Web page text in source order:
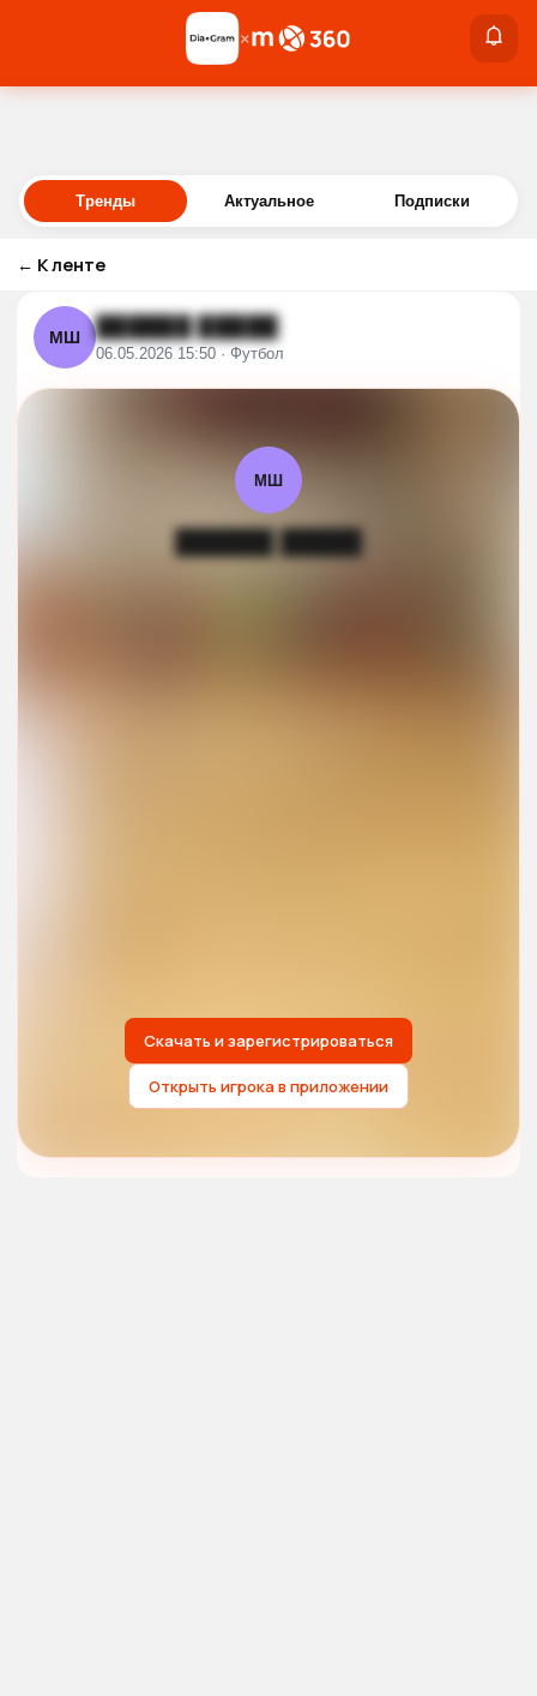
Войти
×
Тренды Актуальное Подписки
← К ленте
МШ ██████ █████
06.05.2026 15:50 · Футбол
МШ
██████ █████
Скачать и зарегистрироваться
Открыть игрока в приложении